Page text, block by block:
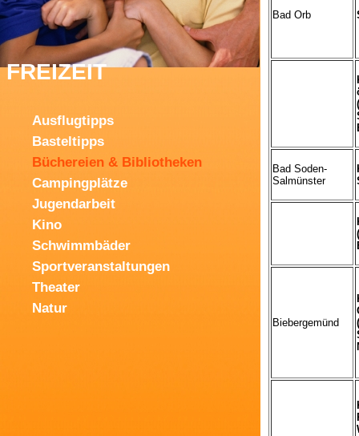
FREIZEIT
Ausflugtipps
Basteltipps
Büchereien & Bibliotheken
Campingplätze
Jugendarbeit
Kino
Schwimmbäder
Sportveranstaltungen
Theater
Natur
Bad Orb
Bad Soden-
Salmünster
Biebergemünd